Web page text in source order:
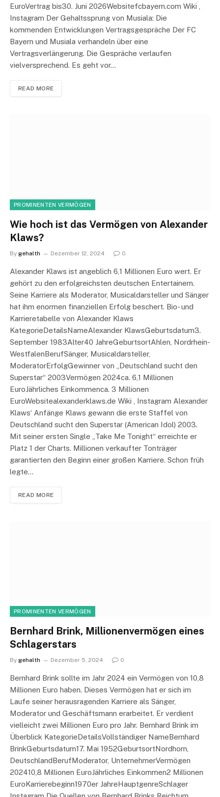
EuroVertrag bis30. Juni 2026Websitefcbayern.com Wiki ,
Instagram Der Gehaltssprung von Musiala: Die
kommenden Entwicklungen Vertragsgespräche Der FC
Bayern und Musiala verhandeln über eine
Vertragsverlängerung. Die Gespräche verlaufen
vielversprechend. Es geht vor…
READ MORE
PROMINENTEN VERMÖGEN
Wie hoch ist das Vermögen von Alexander
Klaws?
By gehalth Dezember 12, 2024 0
Alexander Klaws ist angeblich 6,1 Millionen Euro wert. Er
gehört zu den erfolgreichsten deutschen Entertainern.
Seine Karriere als Moderator, Musicaldarsteller und Sänger
hat ihm enormen finanziellen Erfolg beschert. Bio- und
Karrieretabelle von Alexander Klaws
KategorieDetailsNameAlexander KlawsGeburtsdatum3.
September 1983Alter40 JahreGeburtsortAhlen, Nordrhein-
WestfalenBerufSänger, Musicaldarsteller,
ModeratorErfolgGewinner von „Deutschland sucht den
Superstar“ 2003Vermögen 2024ca. 6,1 Millionen
EuroJährliches Einkommenca. 3 Millionen
EuroWebsitealexanderklaws.de Wiki , Instagram Alexander
Klaws‘ Anfänge Klaws gewann die erste Staffel von
Deutschland sucht den Superstar (American Idol) 2003.
Mit seiner ersten Single „Take Me Tonight“ erreichte er
Platz 1 der Charts. Millionen verkaufter Tonträger
garantierten den Beginn einer großen Karriere. Schon früh
legte…
READ MORE
PROMINENTEN VERMÖGEN
Bernhard Brink, Millionenvermögen eines
Schlagerstars
By gehalth Dezember 5, 2024 0
Bernhard Brink sollte im Jahr 2024 ein Vermögen von 10,8
Millionen Euro haben. Dieses Vermögen hat er sich im
Laufe seiner herausragenden Karriere als Sänger,
Moderator und Geschäftsmann erarbeitet. Er verdient
vielleicht zwei Millionen Euro pro Jahr. Bernhard Brink im
Überblick KategorieDetailsVollständiger NameBernhard
BrinkGeburtsdatum17. Mai 1952GeburtsortNordhorn,
DeutschlandBerufModerator, UnternehmerVermögen
202410,8 Millionen EuroJährliches Einkommen2 Millionen
EuroKarrierebeginn1970er JahreHauptgenreSchlager